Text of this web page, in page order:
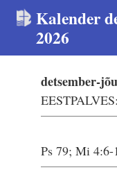
Kalender
2026
detsember-
Ps 79; Mi